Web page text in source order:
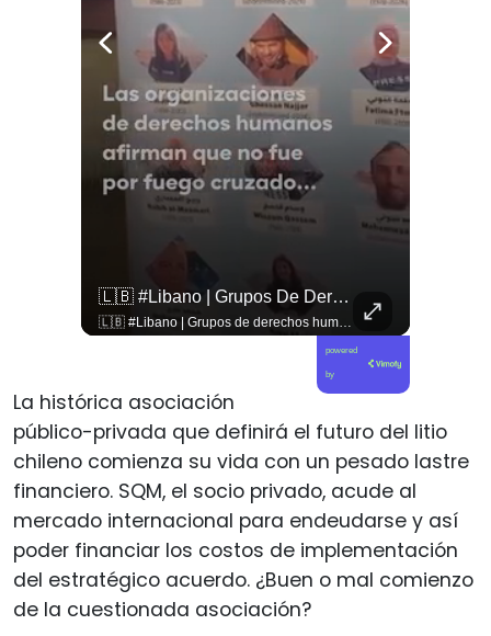
🇱🇧 #Libano | Grupos De Derechos Humanos Presentan Pruebas Sobre El Asesinato De La Periodista Libanesa Amal Khalil, Asesinada Por Israel.
🇱🇧 #Libano | Grupos de derechos humanos presentan pruebas sobre el asesinato de la periodista libanesa Amal Khalil, asesinada por Israel.
powered
by
La histórica asociación
público-privada que definirá el futuro del litio
chileno comienza su vida con un pesado lastre
financiero. SQM, el socio privado, acude al
mercado internacional para endeudarse y así
poder financiar los costos de implementación
del estratégico acuerdo. ¿Buen o mal comienzo
de la cuestionada asociación?